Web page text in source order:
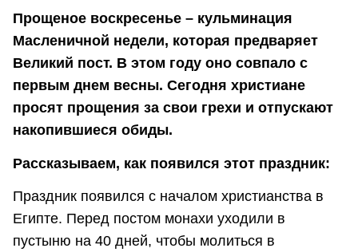
Прощеное воскресенье – кульминация
Масленичной недели, которая предваряет
Великий пост. В этом году оно совпало с
первым днем весны. Сегодня христиане
просят прощения за свои грехи и отпускают
накопившиеся обиды.
Рассказываем, как появился этот праздник:
Праздник появился с началом христианства в
Египте. Перед постом монахи уходили в
пустыню на 40 дней, чтобы молиться в